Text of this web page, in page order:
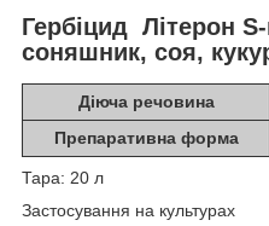
Гербіцид Літерон
соняшник, соя,
Діюча речовина
Препаративна форма
Тара: 20 л
Застосування на культурах